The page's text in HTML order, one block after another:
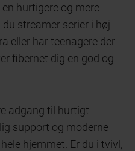
hurtigere og mere
streamer serier i høj
eller har teenagere der
fibernet dig en god og
adgang til hurtigt
support og moderne
hjemmet. Er du i tvivl,